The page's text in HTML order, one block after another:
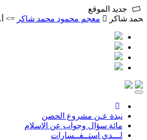
جديد الموقع
معجم محمود محمد شاكر => أ. محمود
Toggle
navigation
نبذة عـن مشروع الحصن
مائة سؤال وجواب عن الإسلام
لـــدي استــفــسارات